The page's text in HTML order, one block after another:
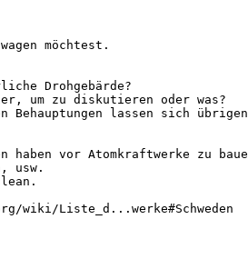
möchtest.
Drohgebärde?
um zu diskutieren oder was?
Behauptungen lassen sich
haben vor Atomkraftwerke zu
usw.
clean.
wiki/Liste_d...werke#Schweden